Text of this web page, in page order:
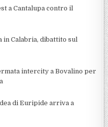
a Cantalupa contro il
in Calabria, dibattito sul
intercity a Bovalino per
di Euripide arriva a